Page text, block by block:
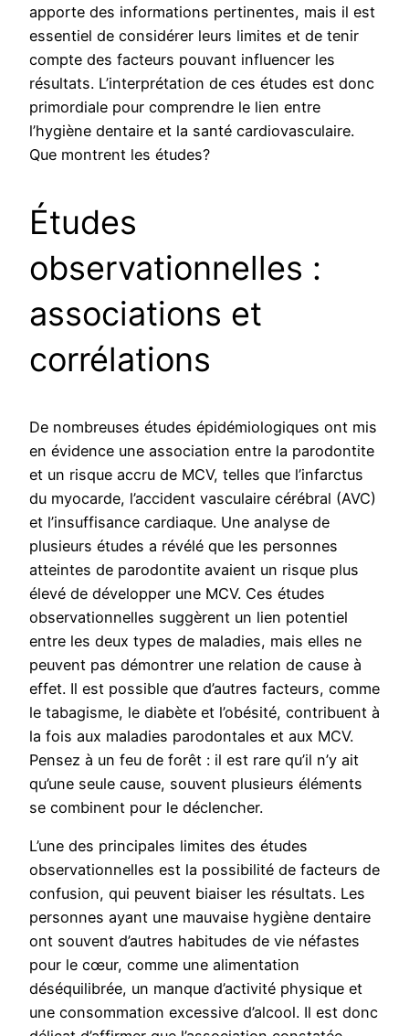
apporte des informations pertinentes, mais il est
essentiel de considérer leurs limites et de tenir
compte des facteurs pouvant influencer les
résultats. L’interprétation de ces études est donc
primordiale pour comprendre le lien entre
l’hygiène dentaire et la santé cardiovasculaire.
Que montrent les études?
Études
observationnelles :
associations et
corrélations
De nombreuses études épidémiologiques ont mis
en évidence une association entre la parodontite
et un risque accru de MCV, telles que l’infarctus
du myocarde, l’accident vasculaire cérébral (AVC)
et l’insuffisance cardiaque. Une analyse de
plusieurs études a révélé que les personnes
atteintes de parodontite avaient un risque plus
élevé de développer une MCV. Ces études
observationnelles suggèrent un lien potentiel
entre les deux types de maladies, mais elles ne
peuvent pas démontrer une relation de cause à
effet. Il est possible que d’autres facteurs, comme
le tabagisme, le diabète et l’obésité, contribuent à
la fois aux maladies parodontales et aux MCV.
Pensez à un feu de forêt : il est rare qu’il n’y ait
qu’une seule cause, souvent plusieurs éléments
se combinent pour le déclencher.
L’une des principales limites des études
observationnelles est la possibilité de facteurs de
confusion, qui peuvent biaiser les résultats. Les
personnes ayant une mauvaise hygiène dentaire
ont souvent d’autres habitudes de vie néfastes
pour le cœur, comme une alimentation
déséquilibrée, un manque d’activité physique et
une consommation excessive d’alcool. Il est donc